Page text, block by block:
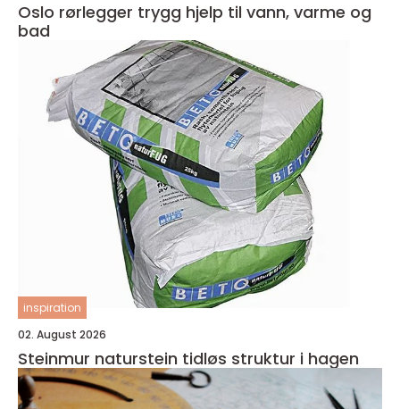
Oslo rørlegger trygg hjelp til vann, varme og
bad
inspiration
02. August 2026
Steinmur naturstein tidløs struktur i hagen